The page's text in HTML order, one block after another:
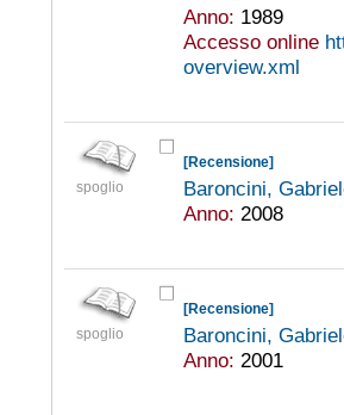
Anno: 1989
Accesso online
overview.xml
spoglio
[Recensione]
Baroncini,
Anno: 2008
spoglio
[Recensione]
Baroncini,
Anno: 2001